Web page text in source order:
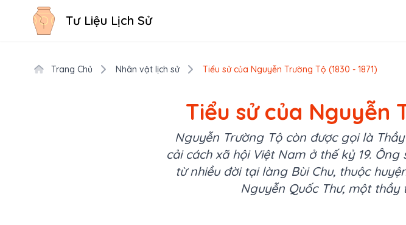
Tư Liệu Lịch Sử
Trang Chủ Nhân vật lịch sử Tiểu sử của Nguyễn Trường Tộ (1830 - 1871)
Tiểu sử của Nguyễn
Nguyễn Trường Tộ còn được gọi là
cải cách xã hội Việt Nam ở thế kỷ 19.
từ nhiều đời tại làng Bùi Chu, thuộc
Nguyễn Quốc Thư, một